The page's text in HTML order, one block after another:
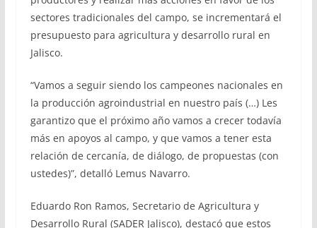
sectores tradicionales del campo, se incrementará el
presupuesto para agricultura y desarrollo rural en
Jalisco.
“Vamos a seguir siendo los campeones nacionales en
la producción agroindustrial en nuestro país (…) Les
garantizo que el próximo año vamos a crecer todavía
más en apoyos al campo, y que vamos a tener esta
relación de cercanía, de diálogo, de propuestas (con
ustedes)”, detalló Lemus Navarro.
Eduardo Ron Ramos, Secretario de Agricultura y
Desarrollo Rural (SADER Jalisco), destacó que estos